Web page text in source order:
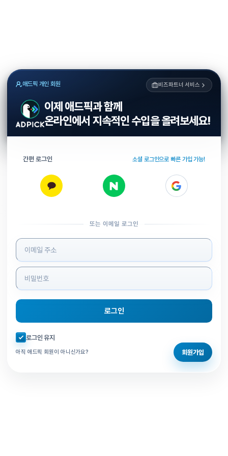
애드픽 개인 회원 비즈파트너 서비스
이제 애드픽과 함께
온라인에서 지속적인 수입을 올려보세요!
간편 로그인 소셜 로그인으로 빠른 가입 가능!
또는 이메일 로그인
로그인 정보 입력
로그인
자동로그인 체크
로그인 유지
아직 애드픽 회원이 아니신가요? 회원가입